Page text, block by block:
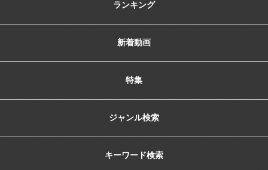
ランキング
新着動画
特集
ジャンル検索
キーワード検索